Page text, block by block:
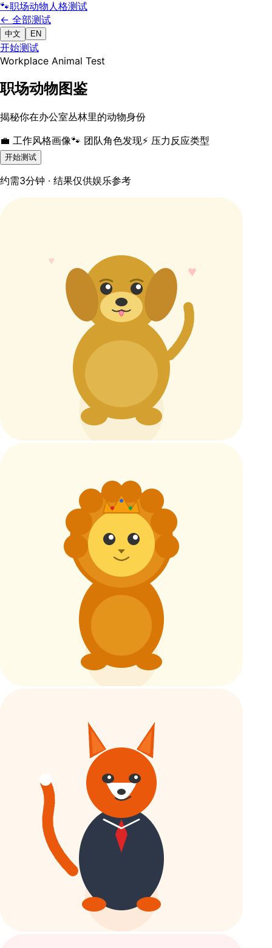
🐾职场动物人格测试
← 全部测试
中文 EN
开始测试
Workplace Animal Test
职场动物图鉴
揭秘你在办公室丛林里的动物身份
💼 工作风格画像🐾 团队角色发现⚡ 压力反应类型
开始测试
约需3分钟 · 结果仅供娱乐参考